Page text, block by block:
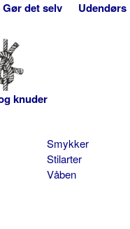
Gør det selv Udendørs
knuder
Smykker
Stilarter
Våben